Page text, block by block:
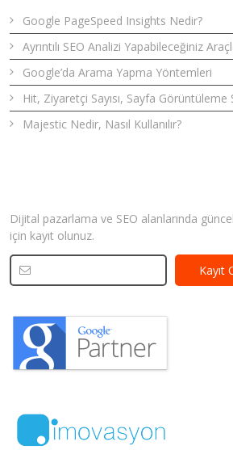
Google PageSpeed Insights Nedir?
Ayrıntılı SEO Analizi Yapabileceğiniz
Google’da Arama Yapma Yöntemleri
Hit, Ziyaretçi Sayısı, Sayfa Görüntüleme
Majestic Nedir, Nasıl Kullanılır?
Dijital pazarlama ve SEO alanlarında
için kayıt olunuz.